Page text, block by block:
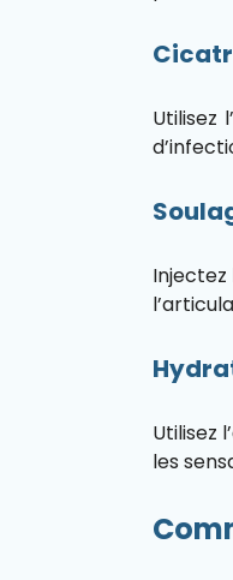
Utilisez
Injectez
Utilisez
les